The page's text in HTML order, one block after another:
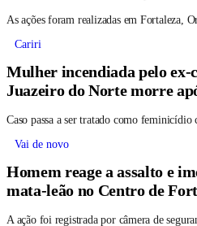
As ações foram realizadas em Fortaleza,
Cariri
Mulher incendiada pelo ex-
Juazeiro do Norte morre
Caso passa a ser tratado como feminicídio
Vai de novo
Homem reage a assalto e
mata-leão no Centro de
A ação foi registrada por câmera de